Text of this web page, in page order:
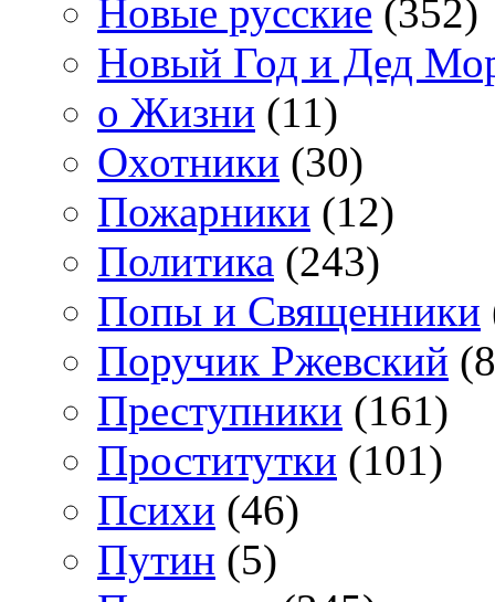
Новые русские (352)
Новый Год и Дед
о Жизни (11)
Охотники (30)
Пожарники (12)
Политика (243)
Попы и Священники
Поручик Ржевский
Преступники (161)
Проститутки (101)
Психи (46)
Путин (5)